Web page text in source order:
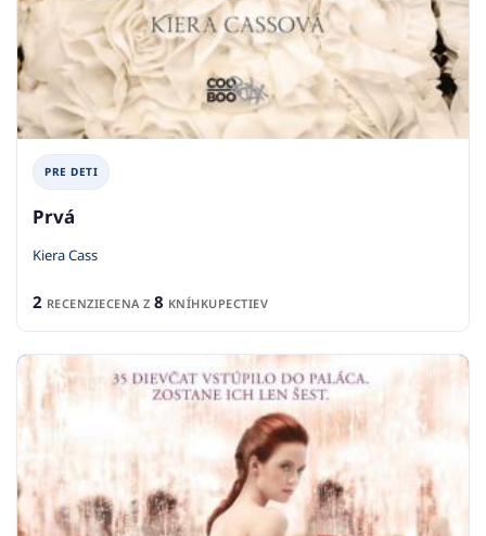
PRE DETI
Prvá
Kiera Cass
2 RECENZIECENA Z 8 KNÍHKUPECTIEV